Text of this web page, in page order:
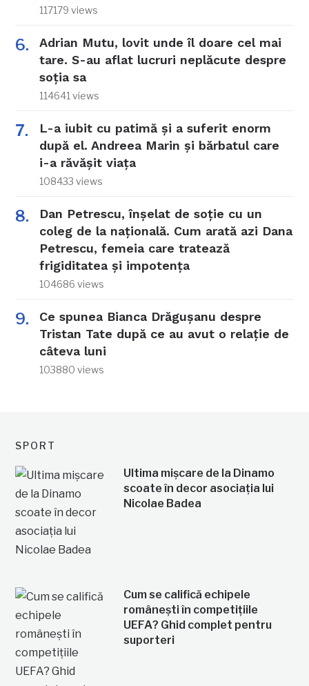
117179 views
Adrian Mutu, lovit unde îl doare cel mai
tare. S-au aflat lucruri neplăcute despre
soția sa
114641 views
L-a iubit cu patimă și a suferit enorm
după el. Andreea Marin și bărbatul care
i-a răvășit viața
108433 views
Dan Petrescu, înșelat de soție cu un
coleg de la națională. Cum arată azi Dana
Petrescu, femeia care tratează
frigiditatea și impotența
104686 views
Ce spunea Bianca Drăgușanu despre
Tristan Tate după ce au avut o relație de
câteva luni
103880 views
SPORT
Ultima mișcare de la Dinamo
scoate în decor asociația lui
Nicolae Badea
Cum se califică echipele
românești în competițiile
UEFA? Ghid complet pentru
suporteri